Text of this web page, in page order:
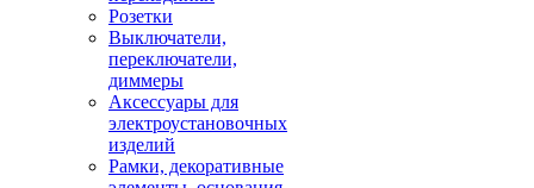
Розетки
Выключатели,
переключатели,
диммеры
Аксессуары для
электроустановочных
изделий
Рамки, декоративные